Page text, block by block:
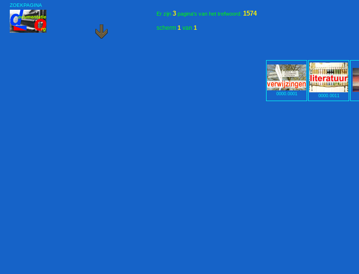
ZOEKPAGINA
Er zijn 3 pagina's van het trefwoord: 1574
0000.0001 0000.0011
scherm 1 van 1